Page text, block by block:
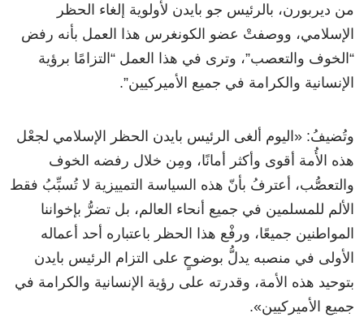
من ديربورن، بالرئيس جو بايدن لأولوية إلغاء الحظر
الإسلامي، ووصفتْ عضو الكونغرس هذا العمل بأنه رفض
“الخوف والتعصب”، وترى في هذا العمل “التزامًا برؤية
الإنسانية والكرامة في جميع الأميركيين”.
وتُضيفُ: «اليوم ألغى الرئيس بايدن الحظر الإسلامي لجعْل
هذه الأُمة أقوى وأكثر أمانًا، ومِن خلال رفضه الخوف
والتعصُّب، أعترفُ بأنّ هذه السياسة التمييزية لا تُسبِّبُ فقط
الألم للمسلمين في جميع أنحاء العالم، بل تضرُّ بإخواننا
المواطنين جميعًا، ورفْع هذا الحظر باعتباره أحد أعماله
الأولى في منصبه يدلُّ بوضوحٍ على التزام الرئيس بايدن
بتوحيد هذه الأمة، وقدرته على رؤية الإنسانية والكرامة في
جميع الأميركيين».